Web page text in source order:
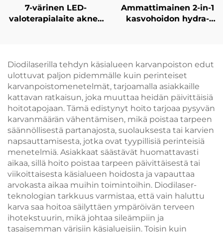
7-värinen LED-
valoterapialaite aknen
vaalentamiseen
ammattimaiseen
käyttöön
Ammattimainen 2-in-1
kasvohoidon hydra-
korkeapaineisella
suihkulla,
kauneussalongin
laitteisto
Diodilaserilla tehdyn käsialueen karvanpoiston edut
ulottuvat paljon pidemmälle kuin perinteiset
karvanpoistomenetelmät, tarjoamalla asiakkaille
kattavan ratkaisun, joka muuttaa heidän päivittäisiä
hoitotapojaan. Tämä edistynyt hoito tarjoaa pysyvän
karvanmäärän vähentämisen, mikä poistaa tarpeen
säännöllisestä partanajosta, suolauksesta tai karvien
napsauttamisesta, jotka ovat tyypillisiä perinteisiä
menetelmiä. Asiakkaat säästävät huomattavasti
aikaa, sillä hoito poistaa tarpeen päivittäisestä tai
viikoittaisesta käsialueen hoidosta ja vapauttaa
arvokasta aikaa muihin toimintoihin. Diodilaser-
teknologian tarkkuus varmistaa, että vain haluttu
karva saa hoitoa säilyttäen ympäröivän terveen
ihotekstuurin, mikä johtaa sileämpiin ja
tasaisemman värisiin käsialueisiin. Toisin kuin